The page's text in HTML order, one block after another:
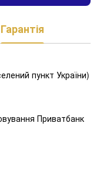
Гарантія
пункт України)
Приватбанк